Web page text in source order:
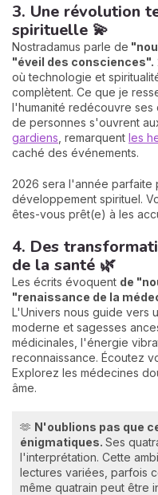
3. Une révolution
spirituelle 💫
Nostradamus parle de
"éveil des consciences".
où technologie et
complètent. Ce que je
l'humanité redécouvre ses
de personnes s'ouvrent
gardiens , remarquent les
caché des événements.
2026 sera l'année
développement spirituel.
êtes-vous prêt(e) à les
4. Des
de la santé 🌿
Les écrits évoquent de
"renaissance de la
L'Univers nous guide vers
moderne et sagesses
médicinales, l'énergie
reconnaissance. Écoutez
Explorez les médecines
âme.
🫶 N'oublions pas que
énigmatiques. Ses
l'interprétation. Cette
lectures variées, parfois
même quatrain peut être